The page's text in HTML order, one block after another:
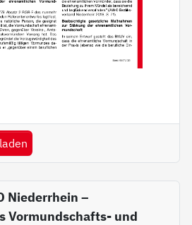
Niederrhein –
Vormundschafts- und